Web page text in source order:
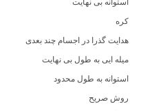
استوانه بی نهایت
کره
هدایت گذرا در اجسام چند بعدی
میله ایی به طول بی نهایت
استوانه به طول محدود
روش صریح